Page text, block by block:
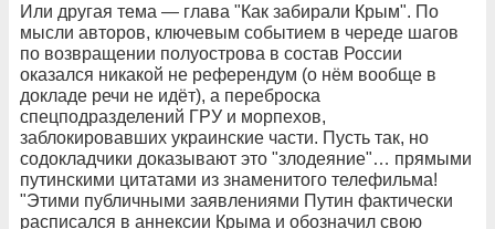
Или другая тема — глава "Как забирали Крым". По
мысли авторов, ключевым событием в череде шагов
по возвращении полуострова в состав России
оказался никакой не референдум (о нём вообще в
докладе речи не идёт), а переброска
спецподразделений ГРУ и морпехов,
заблокировавших украинские части. Пусть так, но
содокладчики доказывают это "злодеяние"… прямыми
путинскими цитатами из знаменитого телефильма!
"Этими публичными заявлениями Путин фактически
расписался в аннексии Крыма и обозначил свою